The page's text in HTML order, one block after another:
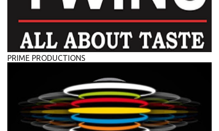
PRIME PRODUCTIONS